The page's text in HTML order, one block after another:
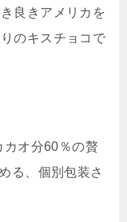
良きアメリカを
のキスチョコで
カオ分60％の贅
る、個別包装さ